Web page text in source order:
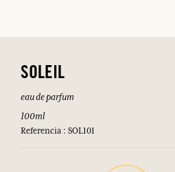
SOLEIL
eau de parfum
100ml
Referencia : SOL101